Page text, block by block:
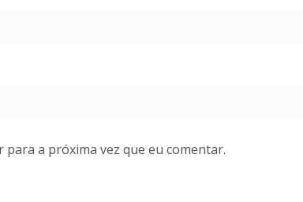
a próxima vez que eu comentar.